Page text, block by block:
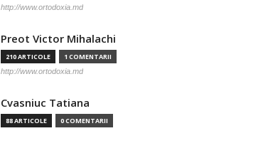
http://www.ortodoxia.md
Preot Victor Mihalachi
210 ARTICOLE 1 COMENTARII
http://www.ortodoxia.md
Cvasniuc Tatiana
88 ARTICOLE 0 COMENTARII